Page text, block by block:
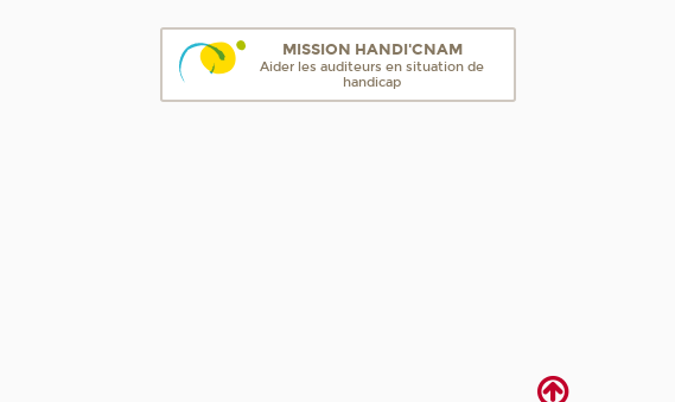
MISSION HANDI'CNAM
Aider les auditeurs en situation de
handicap